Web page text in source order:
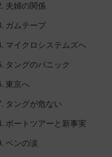
夫婦の関係
ガムテープ
マイクロシステムズへ
タングのパニック
東京へ
タングが危ない
ボートツアーと新事実
ベンの涙